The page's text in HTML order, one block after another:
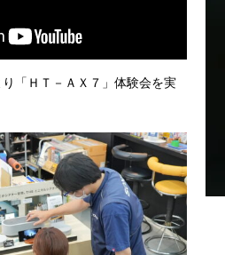
「ＨＴ－ＡＸ７」体験会を実